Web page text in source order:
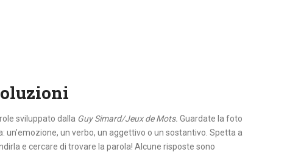
sviluppato dalla Guy Simard/Jeux de Mots. Guardate la foto
un verbo, un aggettivo o un sostantivo. Spetta a
e cercare di trovare la parola! Alcune risposte sono